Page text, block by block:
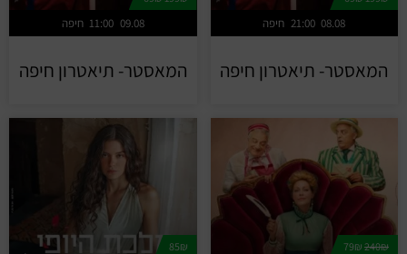
חיפה 21:00 08.08
המאסטר- תיאטרון חיפה
חיפה 11:00 09.08
המאסטר- תיאטרון חיפה
240₪
85₪